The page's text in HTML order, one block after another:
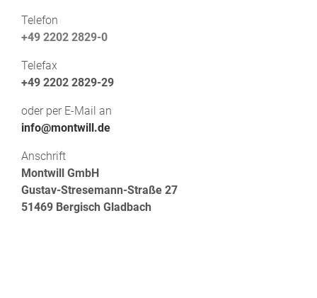
Telefon
+49 2202 2829-0
Telefax
+49 2202 2829-29
oder per E-Mail an
info@montwill.de
Anschrift
Montwill GmbH
Gustav-Stresemann-Straße 27
51469 Bergisch Gladbach